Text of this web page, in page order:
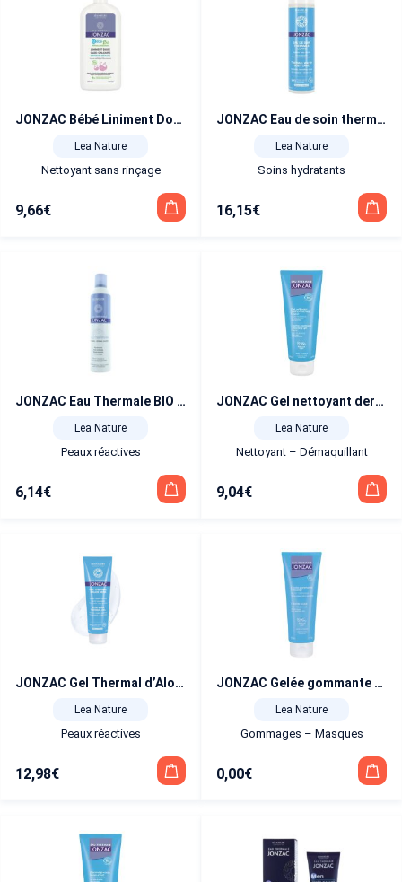
JONZAC Bébé Liniment Doux Oléo-Calcaire 500 ml
Lea Nature
Nettoyant sans rinçage
9,66€
JONZAC Eau de soin thermale corps Bio 250 ml
Lea Nature
Soins hydratants
16,15€
JONZAC Eau Thermale BIO 300 ml
Lea Nature
Peaux réactives
6,14€
JONZAC Gel nettoyant dermo-fraîcheur visage Bio 200 ml
Lea Nature
Nettoyant – Démaquillant
9,04€
JONZAC Gel Thermal d’Aloe Vera 150 ml
Lea Nature
Peaux réactives
12,98€
JONZAC Gelée gommante douceur Bio 75 ml
Lea Nature
Gommages – Masques
0,00€